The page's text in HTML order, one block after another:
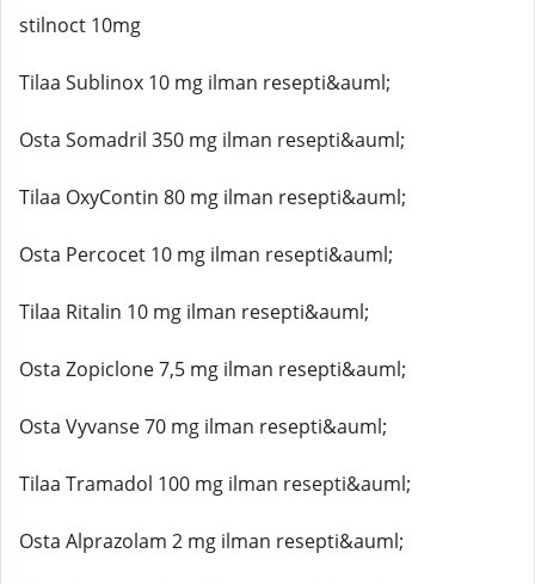
stilnoct 10mg
Tilaa Sublinox 10 mg ilman resepti&auml;
Osta Somadril 350 mg ilman resepti&auml;
Tilaa OxyContin 80 mg ilman resepti&auml;
Osta Percocet 10 mg ilman resepti&auml;
Tilaa Ritalin 10 mg ilman resepti&auml;
Osta Zopiclone 7,5 mg ilman resepti&auml;
Osta Vyvanse 70 mg ilman resepti&auml;
Tilaa Tramadol 100 mg ilman resepti&auml;
Osta Alprazolam 2 mg ilman resepti&auml;